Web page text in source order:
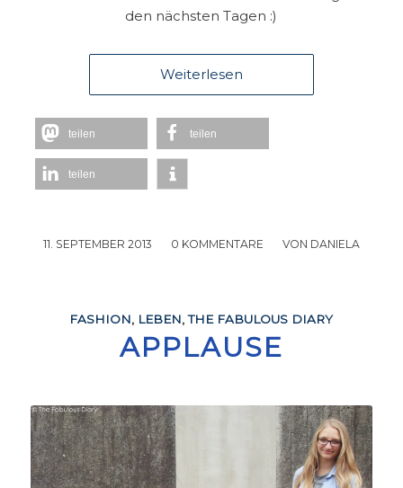
den nächsten Tagen :)
Weiterlesen
teilen teilen
teilen
11. SEPTEMBER 2013
/ 0 KOMMENTARE
/ VON DANIELA
FASHION, LEBEN,THE FABULOUS DIARY
APPLAUSE